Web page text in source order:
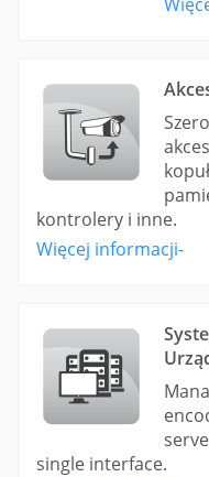
kontrolery i inne.
Więcej informacji-
single interface.